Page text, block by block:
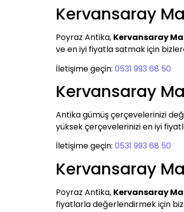
Kervansaray
Poyraz Antika, Kervansaray
ve en iyi fiyatla satmak için
İletişime geçin: 0531 993 68 50
Kervansaray
Antika gümüş çerçevelerinizi
yüksek çerçevelerinizi en iyi
İletişime geçin: 0531 993 68 50
Kervansaray
Poyraz Antika, Kervansaray
fiyatlarla değerlendirmek için